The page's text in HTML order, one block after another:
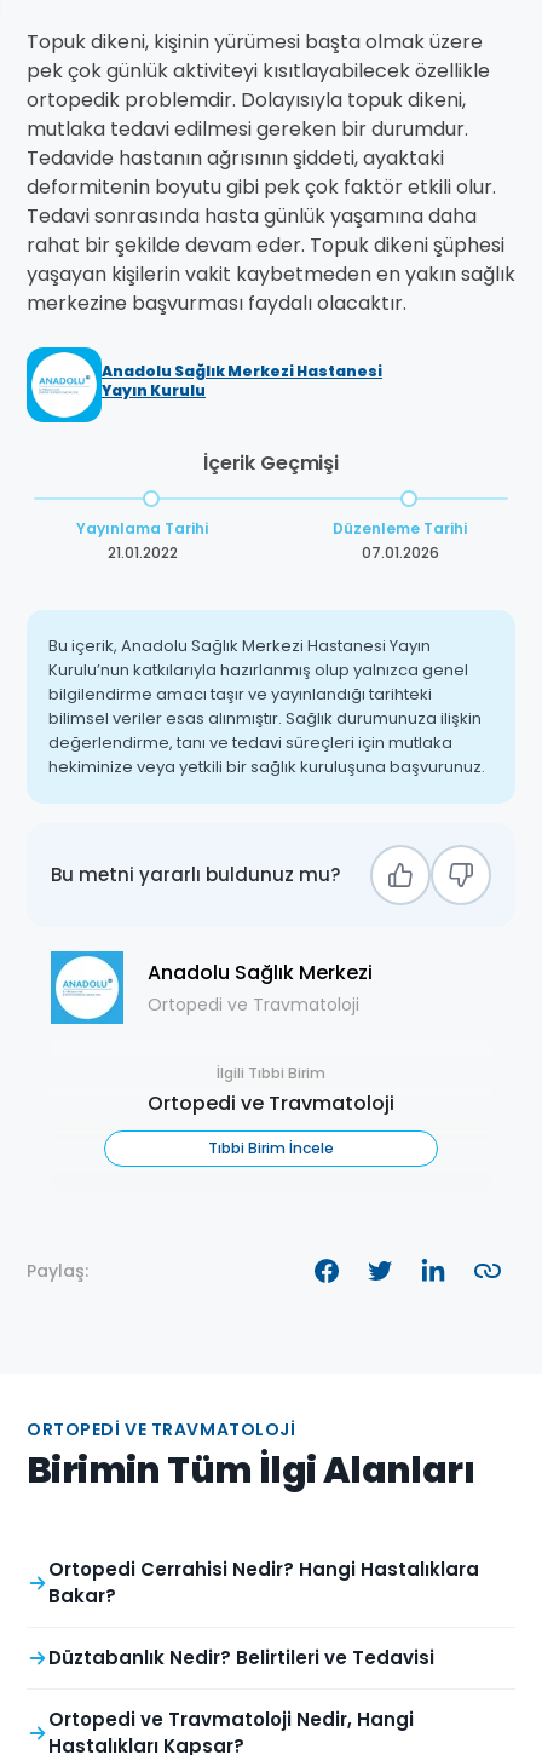
Topuk dikeni, kişinin yürümesi başta olmak üzere
pek çok günlük aktiviteyi kısıtlayabilecek özellikle
ortopedik problemdir. Dolayısıyla topuk dikeni,
mutlaka tedavi edilmesi gereken bir durumdur.
Tedavide hastanın ağrısının şiddeti, ayaktaki
deformitenin boyutu gibi pek çok faktör etkili olur.
Tedavi sonrasında hasta günlük yaşamına daha
rahat bir şekilde devam eder. Topuk dikeni şüphesi
yaşayan kişilerin vakit kaybetmeden en yakın sağlık
merkezine başvurması faydalı olacaktır.
Anadolu Sağlık Merkezi Hastanesi
Yayın Kurulu
İçerik Geçmişi
Yayınlama Tarihi
21.01.2022
Düzenleme Tarihi
07.01.2026
Bu içerik, Anadolu Sağlık Merkezi Hastanesi Yayın
Kurulu’nun katkılarıyla hazırlanmış olup yalnızca genel
bilgilendirme amacı taşır ve yayınlandığı tarihteki
bilimsel veriler esas alınmıştır. Sağlık durumunuza ilişkin
değerlendirme, tanı ve tedavi süreçleri için mutlaka
hekiminize veya yetkili bir sağlık kuruluşuna başvurunuz.
Bu metni yararlı buldunuz mu?
Anadolu Sağlık Merkezi
Ortopedi ve Travmatoloji
İlgili Tıbbi Birim
Ortopedi ve Travmatoloji
Tıbbi Birim İncele
Paylaş:
ORTOPEDI VE TRAVMATOLOJI
Birimin Tüm İlgi Alanları
Ortopedi Cerrahisi Nedir? Hangi Hastalıklara
Bakar?
Düztabanlık Nedir? Belirtileri ve Tedavisi
Ortopedi ve Travmatoloji Nedir, Hangi
Hastalıkları Kapsar?